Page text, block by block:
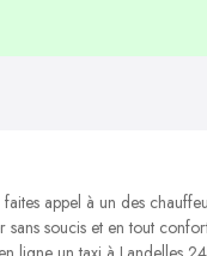
appel à un des
soucis et en tout